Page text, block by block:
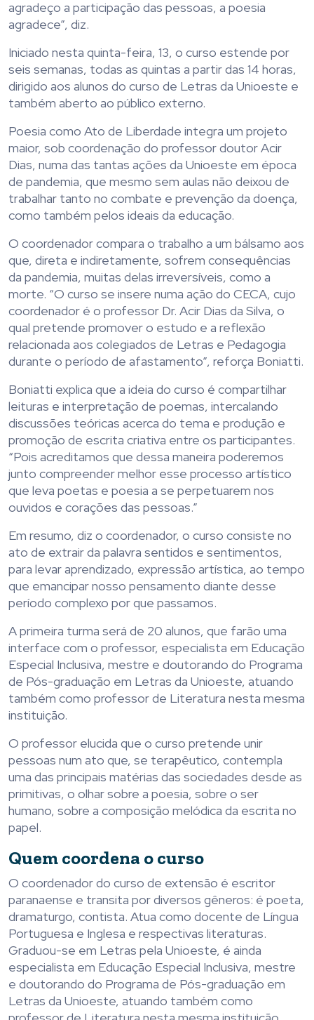
agradeço a participação das pessoas, a poesia
agradece”, diz.
Iniciado nesta quinta-feira, 13, o curso estende por
seis semanas, todas as quintas a partir das 14 horas,
dirigido aos alunos do curso de Letras da Unioeste e
também aberto ao público externo.
Poesia como Ato de Liberdade integra um projeto
maior, sob coordenação do professor doutor Acir
Dias, numa das tantas ações da Unioeste em época
de pandemia, que mesmo sem aulas não deixou de
trabalhar tanto no combate e prevenção da doença,
como também pelos ideais da educação.
O coordenador compara o trabalho a um bálsamo aos
que, direta e indiretamente, sofrem consequências
da pandemia, muitas delas irreversíveis, como a
morte. “O curso se insere numa ação do CECA, cujo
coordenador é o professor Dr. Acir Dias da Silva, o
qual pretende promover o estudo e a reflexão
relacionada aos colegiados de Letras e Pedagogia
durante o período de afastamento”, reforça Boniatti.
Boniatti explica que a ideia do curso é compartilhar
leituras e interpretação de poemas, intercalando
discussões teóricas acerca do tema e produção e
promoção de escrita criativa entre os participantes.
“Pois acreditamos que dessa maneira poderemos
junto compreender melhor esse processo artístico
que leva poetas e poesia a se perpetuarem nos
ouvidos e corações das pessoas.”
Em resumo, diz o coordenador, o curso consiste no
ato de extrair da palavra sentidos e sentimentos,
para levar aprendizado, expressão artística, ao tempo
que emancipar nosso pensamento diante desse
período complexo por que passamos.
A primeira turma será de 20 alunos, que farão uma
interface com o professor, especialista em Educação
Especial Inclusiva, mestre e doutorando do Programa
de Pós-graduação em Letras da Unioeste, atuando
também como professor de Literatura nesta mesma
instituição.
O professor elucida que o curso pretende unir
pessoas num ato que, se terapêutico, contempla
uma das principais matérias das sociedades desde as
primitivas, o olhar sobre a poesia, sobre o ser
humano, sobre a composição melódica da escrita no
papel.
Quem coordena o curso
O coordenador do curso de extensão é escritor
paranaense e transita por diversos gêneros: é poeta,
dramaturgo, contista. Atua como docente de Língua
Portuguesa e Inglesa e respectivas literaturas.
Graduou-se em Letras pela Unioeste, é ainda
especialista em Educação Especial Inclusiva, mestre
e doutorando do Programa de Pós-graduação em
Letras da Unioeste, atuando também como